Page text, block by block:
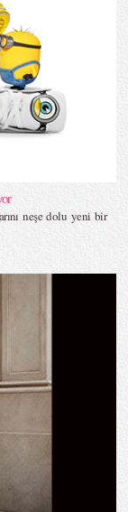
neşe dolu yeni bir